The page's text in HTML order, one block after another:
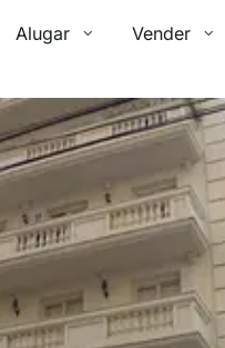
Alugar Vender